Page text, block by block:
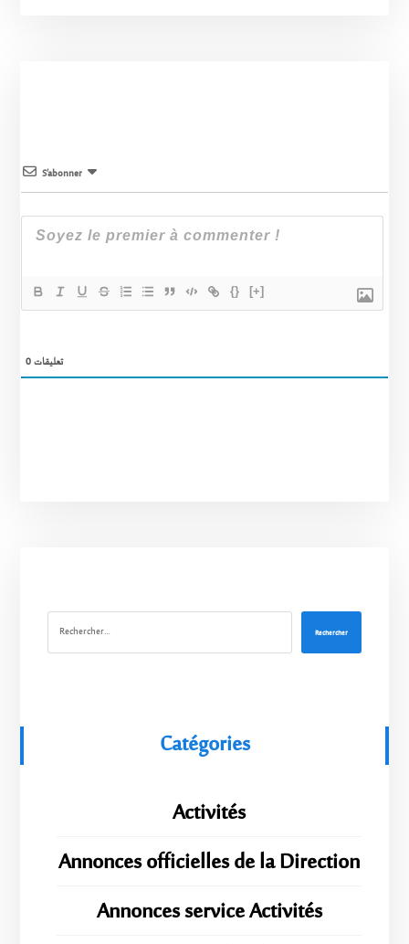
S’abonner
{} [+]
0تعليقات
Rechercher
Catégories
Activités
Annonces officielles de la Direction
Annonces service Activités